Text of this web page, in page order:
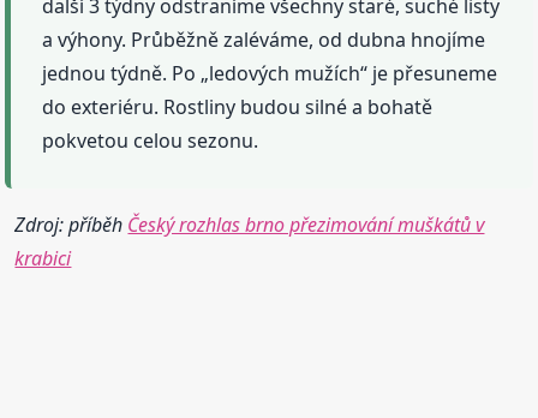
další 3 týdny odstraníme všechny staré, suché listy
a výhony. Průběžně zaléváme, od dubna hnojíme
jednou týdně. Po „ledových mužích“ je přesuneme
do exteriéru. Rostliny budou silné a bohatě
pokvetou celou sezonu.
Zdroj: příběh Český rozhlas brno přezimování muškátů v
krabici